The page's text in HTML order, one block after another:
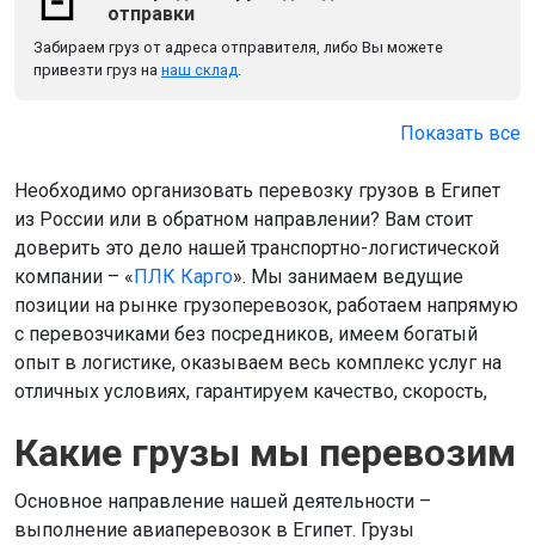
отправки
Забираем груз от адреса отправителя, либо Вы можете
привезти груз на наш склад.
Показать все
Необходимо организовать перевозку грузов в Египет
из России или в обратном направлении? Вам стоит
доверить это дело нашей транспортно-логистической
компании – «ПЛК Карго». Мы занимаем ведущие
позиции на рынке грузоперевозок, работаем напрямую
с перевозчиками без посредников, имеем богатый
опыт в логистике, оказываем весь комплекс услуг на
отличных условиях, гарантируем качество, скорость,
Какие грузы мы перевозим
Основное направление нашей деятельности –
выполнение авиаперевозок в Египет. Грузы